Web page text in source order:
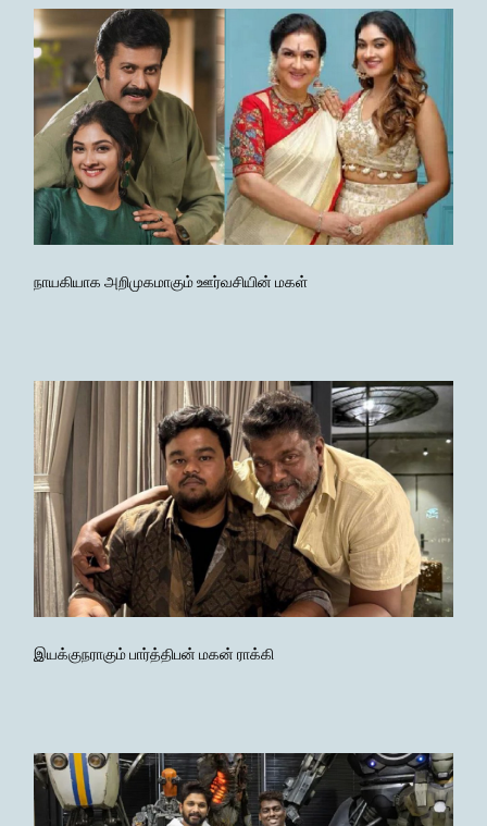
நாயகியாக அறிமுகமாகும் ஊர்வசியின் மகள்
இயக்குநராகும் பார்த்திபன் மகன் ராக்கி